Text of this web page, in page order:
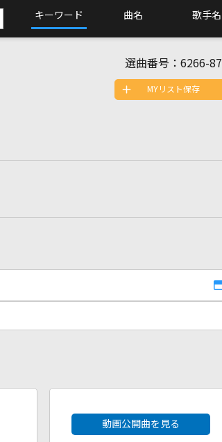
キーワード 曲名 歌手名
選曲番号： 6266-87
MYリスト保存
動画公開曲を見る